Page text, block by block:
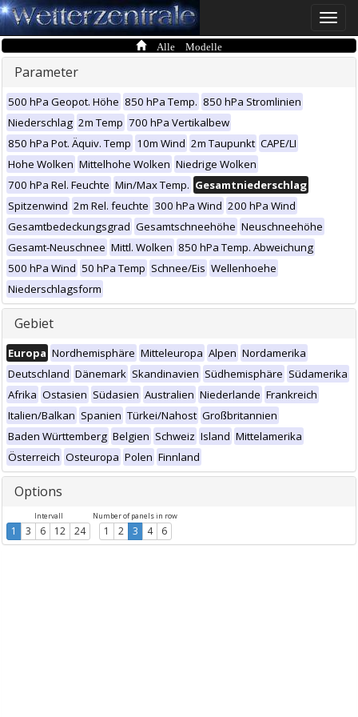
Toggle
Alle Modelle
Parameter
500 hPa Geopot. Höhe 850 hPa Temp. 850 hPa Stromlinien
Niederschlag 2m Temp 700 hPa Vertikalbew
850 hPa Pot. Äquiv. Temp 10m Wind 2m Taupunkt CAPE/LI
Hohe Wolken Mittelhohe Wolken Niedrige Wolken
700 hPa Rel. Feuchte Min/Max Temp. Gesamtniederschlag
Spitzenwind 2m Rel. feuchte 300 hPa Wind 200 hPa Wind
Gesamtbedeckungsgrad Gesamtschneehöhe Neuschneehöhe
Gesamt-Neuschnee Mittl. Wolken 850 hPa Temp. Abweichung
500 hPa Wind 50 hPa Temp Schnee/Eis Wellenhoehe
Niederschlagsform
Gebiet
Europa Nordhemisphäre Mitteleuropa Alpen Nordamerika
Deutschland Dänemark Skandinavien Südhemisphäre Südamerika
Afrika Ostasien Südasien Australien Niederlande Frankreich
Italien/Balkan Spanien Türkei/Nahost Großbritannien
Baden Württemberg Belgien Schweiz Island Mittelamerika
Österreich Osteuropa Polen Finnland
Options
Intervall
1 3 6 12 24
Number of panels in row
1 2 3 4 6